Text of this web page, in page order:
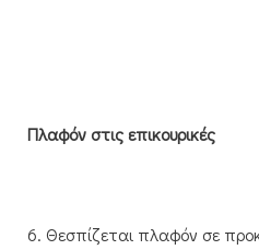
Πλαφόν στις επικουρικές
6. Θεσπίζεται πλαφόν σε